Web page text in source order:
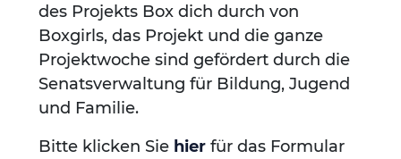
des Projekts Box dich durch von
Boxgirls, das Projekt und die ganze
Projektwoche sind gefördert durch die
Senatsverwaltung für Bildung, Jugend
und Familie.
Bitte klicken Sie hierfür das Formular